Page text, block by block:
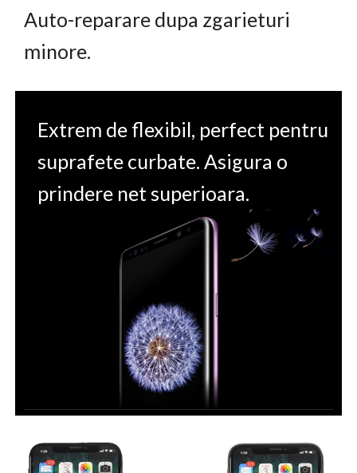
Auto-reparare dupa zgarieturi
minore.
Extrem de flexibil, perfect pentru
suprafete curbate. Asigura o
prindere net superioara.